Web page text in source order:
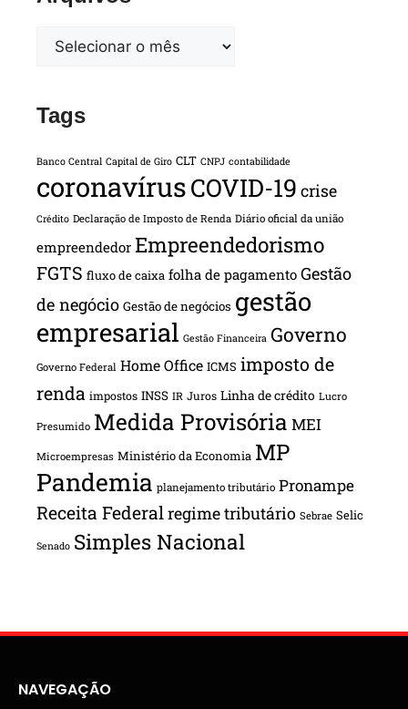
Tags
Banco Central Capital de Giro CLT CNPJ contabilidade
coronavírusCOVID-19 crise
Crédito Declaração de Imposto de Renda Diário oficial da união
empreendedor Empreendedorismo
FGTS fluxo de caixa folha de pagamento Gestão
de negócio Gestão de negócios gestão
empresarial Gestão Financeira Governo
Governo Federal Home Office ICMS imposto de
renda impostos INSS IR Juros Linha de crédito Lucro
Presumido Medida Provisória MEI
Microempresas Ministério da Economia MP
Pandemia planejamento tributário Pronampe
Receita Federalregime tributário Sebrae Selic
Senado Simples Nacional
NAVEGAÇÃO